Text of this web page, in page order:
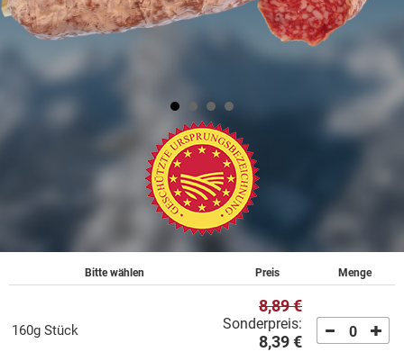
Bitte wählen Preis Menge
160g Stück
8,89 €
Sonderpreis:
8,39 €
0